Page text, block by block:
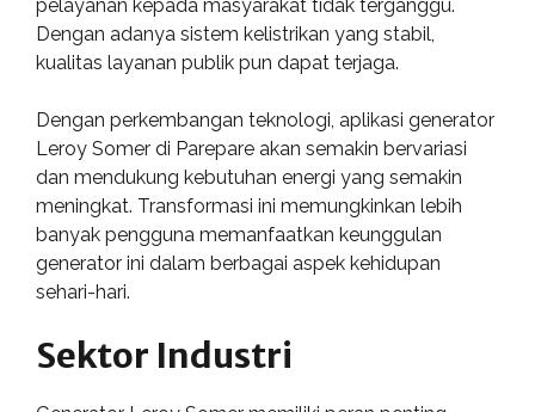
pelayanan kepada masyarakat tidak terganggu.
Dengan adanya sistem kelistrikan yang stabil,
kualitas layanan publik pun dapat terjaga.
Dengan perkembangan teknologi, aplikasi generator
Leroy Somer di Parepare akan semakin bervariasi
dan mendukung kebutuhan energi yang semakin
meningkat. Transformasi ini memungkinkan lebih
banyak pengguna memanfaatkan keunggulan
generator ini dalam berbagai aspek kehidupan
sehari-hari.
Sektor Industri